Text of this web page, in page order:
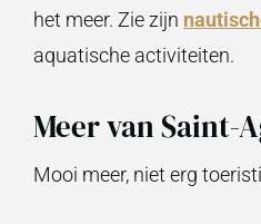
het meer. Zie zijn
aquatische activiteiten.
Meer van Saint-
Mooi meer, niet erg